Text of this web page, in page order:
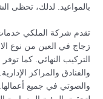
بالمواعيد. لذلك، تحظى
تقدم شركة الملكي
زجاج في العين من نوع
التركيب النهائي. كما
والفنادق والمراكز
والصوتي في جميع